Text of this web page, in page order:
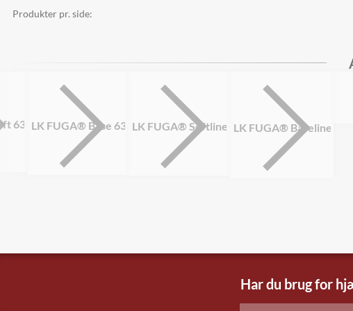
Produkter pr. side:
63 LK FUGA® Base 63 LK FUGA® Softline LK FUGA® Baseline
Har du brug for